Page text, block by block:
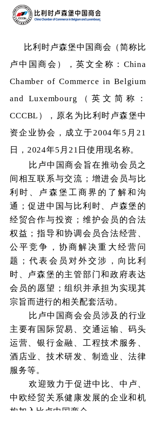
比利时卢森堡中国商会（简称比
卢中国商会），英文全称：China
Chamber of Commerce in Belgium
and Luxembourg（英文简称：
CCCBL），原名为比利时卢森堡中
资企业协会，成立于2004年5月21
日，2024年5月21日使用现名称。
比卢中国商会旨在推动会员之
间相互联系与交流；增进会员与比
利时、卢森堡工商界的了解和沟
通；促进中国与比利时、卢森堡的
经贸合作与投资；维护会员的合法
权益；指导和协调会员合法经营、
公平竞争，协商解决重大经营问
题；代表会员对外交涉，向比利
时、卢森堡的主管部门和政府表达
会员的愿望；组织并承担为实现其
宗旨而进行的相关配套活动。
比卢中国商会会员涉及的行业
主要有国际贸易、交通运输、码头
运营、银行金融、工程技术服务、
酒店业、技术研发、制造业、法律
服务等。
欢迎致力于促进中比、中卢、
中欧经贸关系健康发展的企业和机
构加入比卢中国商会。